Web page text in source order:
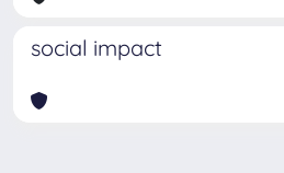
social impact